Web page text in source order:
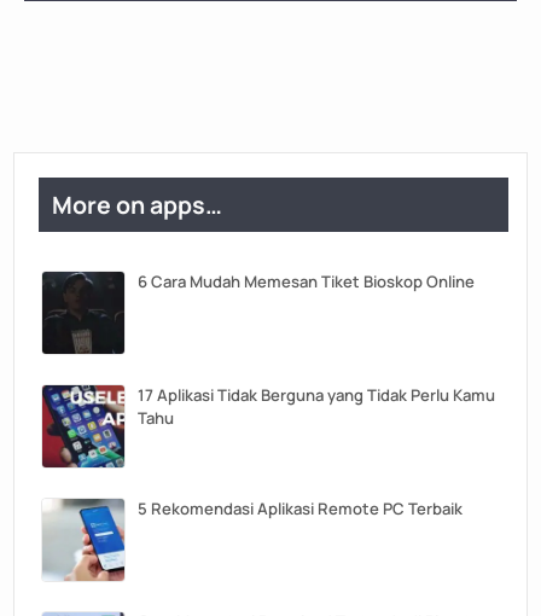
More on apps…
6 Cara Mudah Memesan Tiket Bioskop Online
17 Aplikasi Tidak Berguna yang Tidak Perlu Kamu
Tahu
5 Rekomendasi Aplikasi Remote PC Terbaik